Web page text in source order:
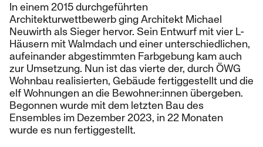
In einem 2015 durchgeführten
Architekturwettbewerb ging Architekt Michael
Neuwirth als Sieger hervor. Sein Entwurf mit vier L-
Häusern mit Walmdach und einer unterschiedlichen,
aufeinander abgestimmten Farbgebung kam auch
zur Umsetzung. Nun ist das vierte der, durch ÖWG
Wohnbau realisierten, Gebäude fertiggestellt und die
elf Wohnungen an die Bewohner:innen übergeben.
Begonnen wurde mit dem letzten Bau des
Ensembles im Dezember 2023, in 22 Monaten
wurde es nun fertiggestellt.